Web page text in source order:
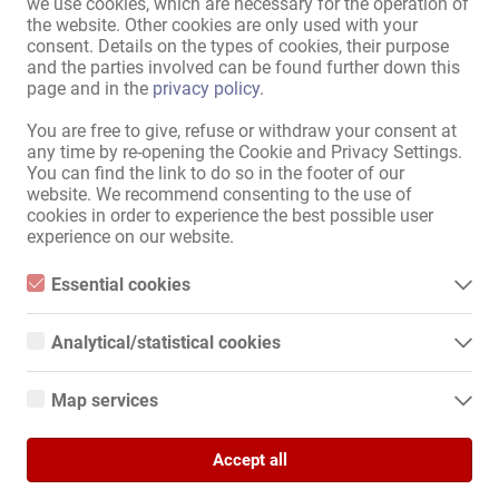
the website. Other cookies are only used with your
consent. Details on the types of cookies, their purpose
and the parties involved can be found further down this
page and in the privacy policy.
You are free to give, refuse or withdraw your consent at
any time by re-opening the Cookie and Privacy Settings.
You can find the link to do so in the footer of our
website. We recommend consenting to the use of
cookies in order to experience the best possible user
experience on our website.
Essential cookies
Essential cookies are all cookies necessary for the operation of
function properly without these cookies.
Analytical/statistical cookies
Analytical or statistical cookies are cookies that are used to
They help website owners understand how visitors interact with
Map services
When you use Google Maps on our website, information about
your use of this site and your IP address may be transmitted to
Accept all
Кухня:
общее пользование
Ванна:
Душ,персональное
пользование
БДСМ:
Парковка для девушек:
предоставляется
Парковка для посетителей:
предоставляется
Расположение:
Промзона
в непосредственной
Жилой комплекс № 107 в Ингольштадте ищет дружелюбных
женщин с действительными документами. Мы сдаем квартиры
посуточно по разумным ценам. Вы можете приехать с